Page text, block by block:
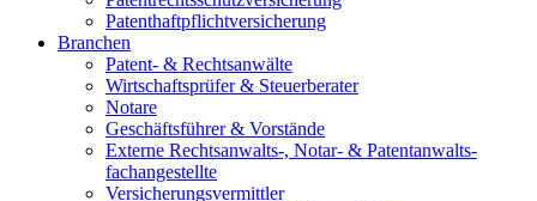
Patent­haftpflicht­­versicherung
Branchen
Patent- & Rechtsanwälte
Wirtschaftsprüfer & Steuerberater
Notare
Geschäftsführer & Vorstände
Externe Rechtsanwalts-, Notar- & Patentanwalts­
fachangestellte
Versicherungsvermittler